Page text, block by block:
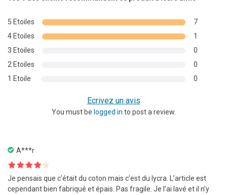
basé sur
notations
client
5 Etoiles
7
4 Etoiles
1
3 Etoiles
0
2 Etoiles
0
1 Etoile
0
Ecrivez un avis
You must be logged in to post a review.
A***r
Note4
sur 5
Je pensais que c’était du coton mais c’est du lycra. L’article est
cependant bien fabriqué et épais. Pas fragile. Je l’ai lavé et il n’y